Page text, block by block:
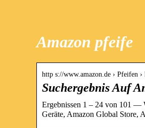
Amazon pfeife
http s://www.amazon.de › Pfeifen
Suchergebnis Auf
Ergebnissen 1 – 24 von 101 —
Geräte, Amazon Global Store,